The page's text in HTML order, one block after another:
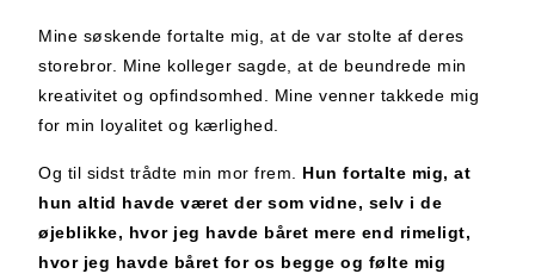
Mine søskende fortalte mig, at de var stolte af deres
storebror. Mine kolleger sagde, at de beundrede min
kreativitet og opfindsomhed. Mine venner takkede mig
for min loyalitet og kærlighed.
Og til sidst trådte min mor frem. Hun fortalte mig,at
hun altid havde været der som vidne, selv i de
øjeblikke, hvor jeg havde båret mere end rimeligt,
hvor jeg havde båret for os begge og følte mig